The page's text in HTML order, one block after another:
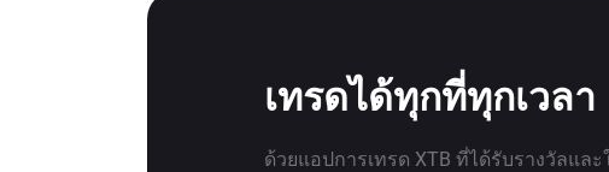
เทรดได้ทุกที่ทุกเวลา
ด้วยแอปการเทรด XTB ที่ได้รับรางวัลและ